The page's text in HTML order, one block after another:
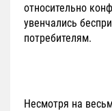
относительно
увенчались
потребителям.
Несмотря на